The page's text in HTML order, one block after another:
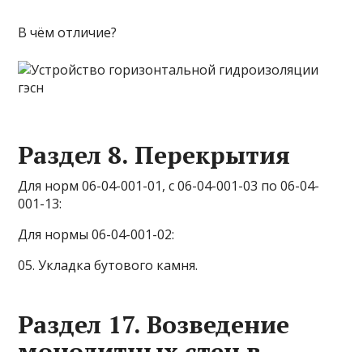
В чём отличие?
Раздел 8. Перекрытия
Для норм 06-04-001-01, с 06-04-001-03 по 06-04-
001-13:
Для нормы 06-04-001-02:
05. Укладка бутового камня.
Раздел 17. Возведение